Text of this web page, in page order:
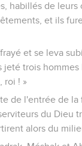
habillés de
et ils
et se leva
jeté trois
roi ! »
de l'entrée de
du Dieu
alors du